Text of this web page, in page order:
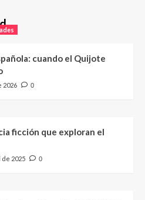
cuando el Quijote
2026 0
ficción que exploran el
de 2025 0